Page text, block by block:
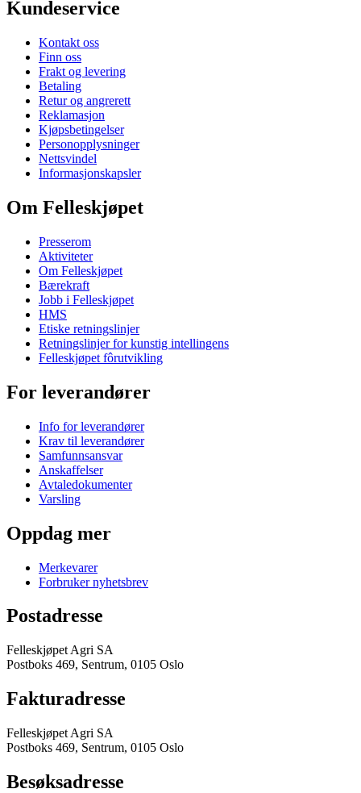
Kundeservice
Kontakt oss
Finn oss
Frakt og levering
Betaling
Retur og angrerett
Reklamasjon
Kjøpsbetingelser
Personopplysninger
Nettsvindel
Informasjonskapsler
Om Felleskjøpet
Presserom
Aktiviteter
Om Felleskjøpet
Bærekraft
Jobb i Felleskjøpet
HMS
Etiske retningslinjer
Retningslinjer for kunstig intellingens
Felleskjøpet fôrutvikling
For leverandører
Info for leverandører
Krav til leverandører
Samfunnsansvar
Anskaffelser
Avtaledokumenter
Varsling
Oppdag mer
Merkevarer
Forbruker nyhetsbrev
Postadresse
Felleskjøpet Agri SA
Postboks 469, Sentrum, 0105 Oslo
Fakturadresse
Felleskjøpet Agri SA
Postboks 469, Sentrum, 0105 Oslo
Besøksadresse